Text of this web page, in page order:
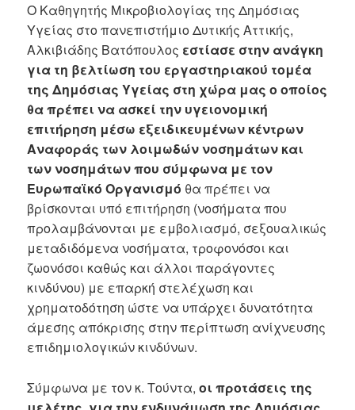
Ο Καθηγητής Μικροβιολογίας της Δημόσιας
Υγείας στο πανεπιστήμιο Δυτικής Αττικής,
Αλκιβιάδης Βατόπουλος εστίασε στην ανάγκη
για τη βελτίωση του εργαστηριακού τομέα
της Δημόσιας Υγείας στη χώρα μας ο οποίος
θα πρέπει να ασκεί την υγειονομική
επιτήρηση μέσω εξειδικευμένων κέντρων
Αναφοράς των λοιμωδών νοσημάτων και
των νοσημάτων που σύμφωνα με τον
Ευρωπαϊκό Οργανισμό θα πρέπει να
βρίσκονται υπό επιτήρηση (νοσήματα που
προλαμβάνονται με εμβολιασμό, σεξουαλικώς
μεταδιδόμενα νοσήματα, τροφονόσοι και
ζωονόσοι καθώς και άλλοι παράγοντες
κινδύνου) με επαρκή στελέχωση και
χρηματοδότηση ώστε να υπάρχει δυνατότητα
άμεσης απόκρισης στην περίπτωση ανίχνευσης
επιδημιολογικών κινδύνων.
Σύμφωνα με τον κ. Τούντα,οι προτάσεις της